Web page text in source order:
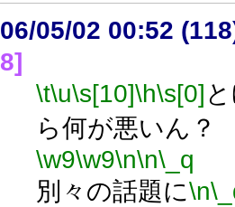
06/05/02 00:52
8]
\t\u\s[10]\h\s[0]
ら何が悪いん？
\w9\w9\n\n\_q
別々の話題に\n